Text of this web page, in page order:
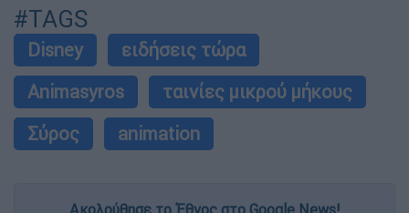
#TAGS
Disney
ειδήσεις τώρα
Animasyros
ταινίες μικρού μήκους
Σύρος
animation
Ακολούθησε το Έθνος στο Google News!